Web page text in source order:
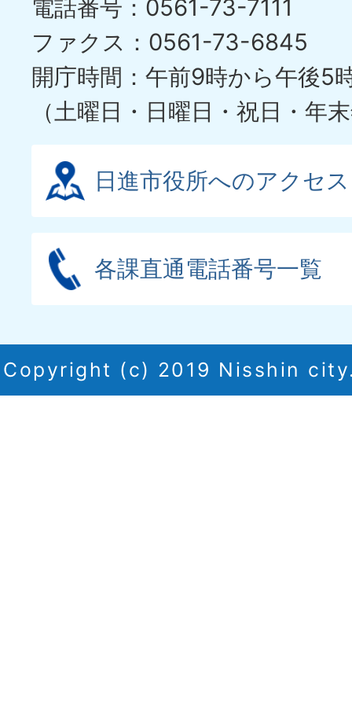
電話番号：0561-73-7111
ファクス：0561-73-6845
開庁時間：午前9時から午後5
（土曜日・日曜日・祝日・年
日進市役所へのアクセス
各課直通電話番号一覧
Copyright (c) 2019 Nisshin